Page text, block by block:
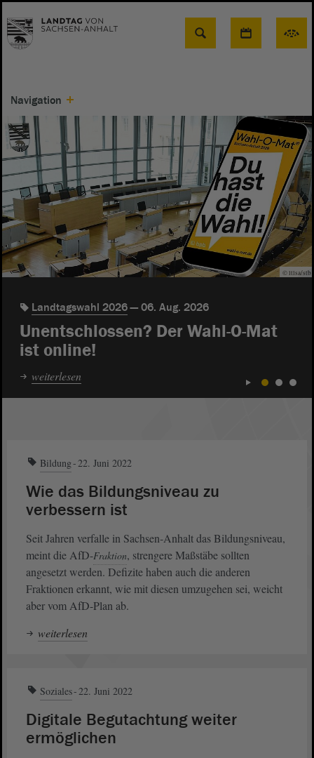
Suche
Navigation
© ltlsa/stb
Landtagswahl 2026 06. Aug. 2026
Unentschlossen? Der Wahl-O-Mat
ist online!
weiterlesen
Bildung 22. Juni 2022
Wie das Bildungsniveau zu
verbessern ist
Seit Jahren verfalle in Sachsen‐Anhalt das Bildungsniveau,
meint die AfD-Fraktion, strengere Maßstäbe sollten
angesetzt werden. Defizite haben auch die anderen
Fraktionen erkannt, wie mit diesen umzugehen sei, weicht
aber vom AfD-Plan ab.
weiterlesen
Soziales 22. Juni 2022
Digitale Begutachtung weiter
ermöglichen